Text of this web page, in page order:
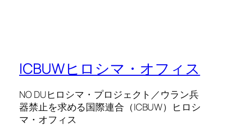
ICBUWヒロシマ・オフィス
NO DUヒロシマ・プロジェクト／ウラン兵
器禁止を求める国際連合（ICBUW）ヒロシ
マ・オフィス